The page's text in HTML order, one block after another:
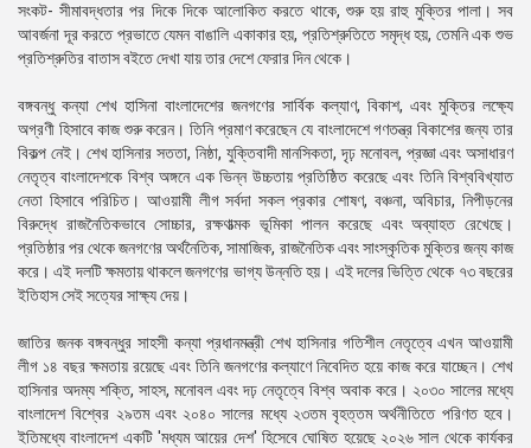
সংকট- সীমাবদ্ধতার পর দিকে দিকে আলোকিত করতে থাকে, শুরু হয় রাহু মুক্তির পালা। সব
আবর্জনা দূর করতে প্রভাতে যেমন বাঙালি একাকার হয়, প্রতিশ্রুতিতে সমৃদ্ধ হয়, তেমনি এক শুভ
প্রতিশ্রুতির বাতাস বইতে দেখা যায় তার দেশে ফেরার দিন থেকে।
বঙ্গবন্ধু কন্যা শেখ হাসিনা বাংলাদেশের জনগণের সার্বিক কল্যাণ, বিকাশ, এবং মুক্তির লক্ষ্যে
অগ্রণী হিসাবে কাজ শুরু করেন। তিনি প্রমাণ করেছেন যে বাংলাদেশে গণতন্ত্র বিকাশের জন্য তার
বিকল্প নেই। শেখ হাসিনার সততা, নিষ্ঠা, যুক্তিবাদী মানসিকতা, দৃঢ় মনোবল, প্রজ্ঞা এবং অসাধারণ
নেতৃত্ব বাংলাদেশকে বিশ্ব অঙ্গনে এক ভিন্ন উচ্চতায় প্রতিষ্ঠিত করেছে এবং তিনি বিশ্ববিখ্যাত
নেতা হিসাবে পরিচিত। আওয়ামী লীগ সর্বদা সকল প্রকার শোষণ, বঞ্চনা, অবিচার, নিপীড়নের
বিরুদ্ধে রাজনৈতিকভাবে সোচ্চার, রক্ষণাত্মক ভূমিকা পালন করেছে এবং অব্যাহত রেখেছে।
প্রতিষ্ঠার পর থেকে জনগণের অর্থনৈতিক, সামাজিক, রাজনৈতিক এবং সাংস্কৃতিক মুক্তির জন্য কাজ
করে। এই দলটি ক্ষমতায় থাকলে জনগণের ভাগ্য উন্নতি হয়। এই দলের ভিত্তি থেকে ৭৩ বছরের
ইতিহাস সেই সত্যের সাক্ষ্য দেয়।
জাতির জনক বঙ্গবন্ধুর সাহসী কন্যা প্রধানমন্ত্রী শেখ হাসিনার গতিশীল নেতৃত্বে এখন আওয়ামী
লীগ ১৪ বছর ক্ষমতায় রয়েছে এবং তিনি জনগণের কল্যাণে নিবেদিত হয়ে কাজ করে যাচ্ছেন। শেখ
হাসিনার অদম্য শক্তি, সাহস, মনোবল এবং দঢ় নেতৃত্বে বিশ্ব অবাক করে। ২০৩০ সালের মধ্যে
বাংলাদেশ বিশ্বের ২৯তম এবং ২০৪০ সালের মধ্যে ২৩তম বৃহত্তম অর্থনীতিতে পরিণত হবে।
ইতিমধ্যে বাংলাদেশ একটি 'মধ্যম আয়ের দেশ' হিসেবে ঘোষিত হয়েছে ২০২৬ সাল থেকে কার্যকর